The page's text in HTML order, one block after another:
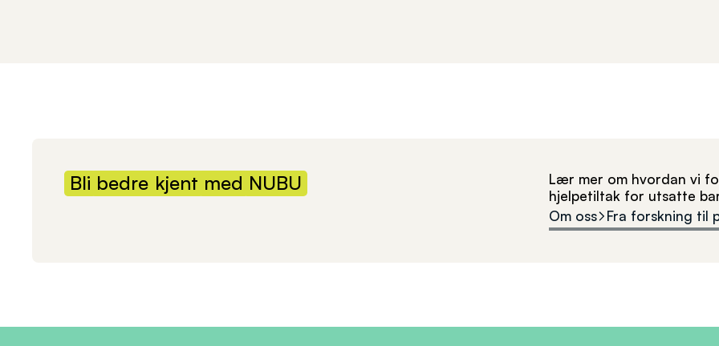
Bli bedre kjent med NUBU
Lær mer om hvordan vi
hjelpetiltak for utsatte
Om oss
Fra forskning til